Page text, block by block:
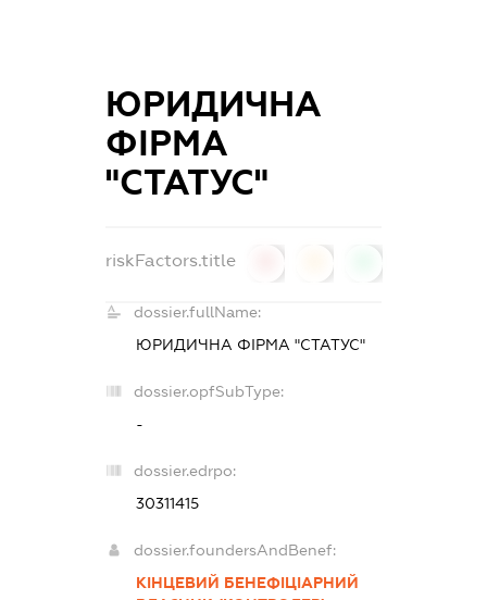
ЮРИДИЧНА
ФІРМА
"СТАТУС"
riskFactors.title
dossier.fullName:
ЮРИДИЧНА ФІРМА "СТАТУС"
dossier.opfSubType:
-
dossier.edrpo:
30311415
dossier.foundersAndBenef:
КІНЦЕВИЙ БЕНЕФІЦІАРНИЙ